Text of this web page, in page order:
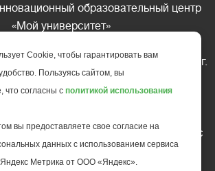
образовательный центр
«Мой университет»
Россия, Республика Карелия, г.
Фридриха Энгельса д.10, офис 211
редакции: +7 (499) 685-10-45
газеты допускается только c
разрешения редакции
Cookie, чтобы гарантировать вам
Пользуясь сайтом, вы
что согласны с политикой использования
вы предоставляете свое согласие на
данных с использованием сервиса
Метрика от ООО «Яндекс».